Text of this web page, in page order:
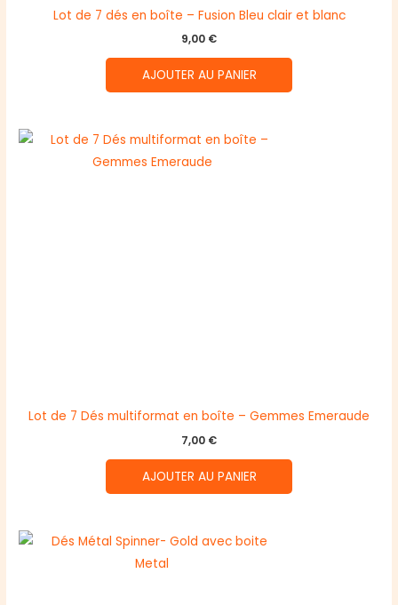
Lot de 7 dés en boîte – Fusion Bleu clair et blanc
9,00 €
AJOUTER AU PANIER
Lot de 7 Dés multiformat en boîte – Gemmes Emeraude
7,00 €
AJOUTER AU PANIER